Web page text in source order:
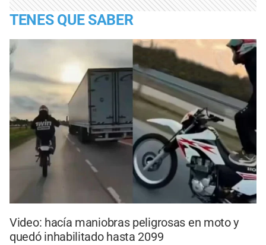
TENES QUE SABER
Video: hacía maniobras peligrosas en moto y
quedó inhabilitado hasta 2099